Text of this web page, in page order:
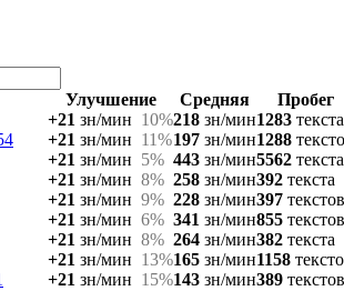
Улучшение Средняя
Пробег
+21 зн/мин 10%218 зн/мин1283 текста
+21 зн/мин 11%197 зн/мин1288
+21 зн/мин 5% 443 зн/мин5562 текста
+21 зн/мин 8% 258 зн/мин392 текста
+21 зн/мин 9% 228 зн/мин397 текстов
+21 зн/мин 6% 341 зн/мин855 текстов
+21 зн/мин 8% 264 зн/мин382 текста
+21 зн/мин 13%165 зн/мин1158
+21 зн/мин 15%143 зн/мин389 текстов